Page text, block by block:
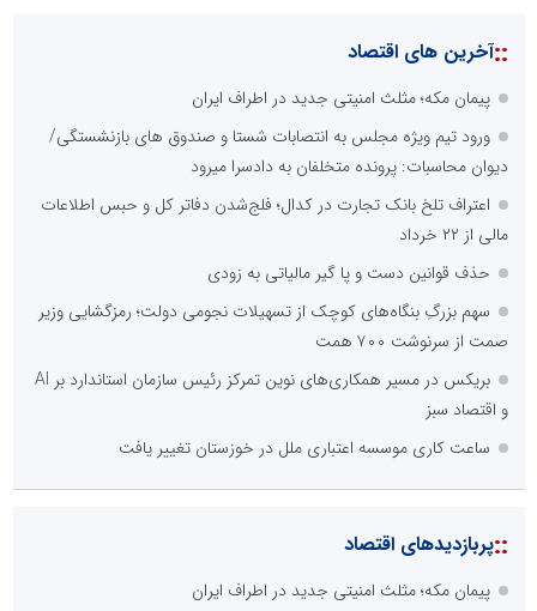
::آخرین های اقتصاد
پیمان مکه؛ مثلث امنیتی جدید در اطراف ایران
ورود تیم ویژه مجلس به انتصابات شستا و صندوق های بازنشستگی/
دیوان محاسبات: پرونده متخلفان به دادسرا میرود
اعتراف تلخ بانک تجارت در کدال؛ فلج‌شدن دفاتر کل و حبس اطلاعات
مالی از ۲۲ خرداد
حذف قوانین دست و پا گیر مالیاتی به زودی
سهم بزرگِ بنگاه‌های کوچک از تسهیلات نجومی دولت؛ رمزگشایی وزیر
صمت از سرنوشت ۷۰۰ همت
بریکس در مسیر همکاری‌های نوین تمرکز رئیس سازمان استاندارد بر AI
و اقتصاد سبز
ساعت کاری موسسه اعتباری ملل در خوزستان تغییر یافت
::پربازدیدهای اقتصاد
پیمان مکه؛ مثلث امنیتی جدید در اطراف ایران